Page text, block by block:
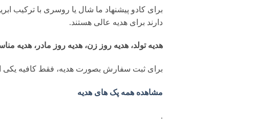
برای کادو پیشنهاد ما شال یا روسری با ترکیب
دارند برای هدیه عالی هستند.
هدیه تولد، هدیه روز زن، هدیه روز مادر، هدیه
برای ثبت سفارش بصورت هدیه، فقط کافیه یکی
مشاهده همه پک های هدیه
.